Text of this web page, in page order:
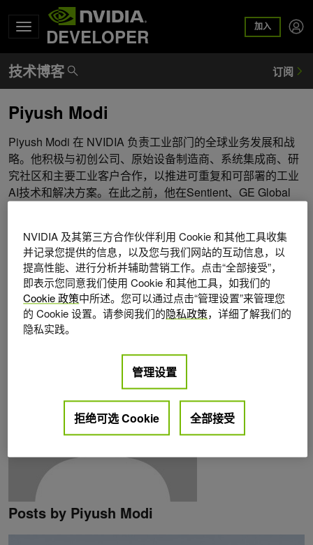
DEVELOPER 加入
Piyush Modi
Piyush Modi 在 NVIDIA 负责工业部门的全球业务发展和战
略。他积极与初创公司、原始设备制造商、系统集成商、研
究社区和主要工业客户合作，以推进可重复和可部署的工业
AI技术和解决方案。在此之前，他在Sentient、GE Global
人。他利用语音识别、VOIP、物联网和深度学习技术帮助提
供了主要的行业形成解决方案。Piyush在田纳西大学Er CTR
和计算机工程（语音识别）持有博士学位，来自田纳西大学
的计算机科学硕士和B.Tea.瓦拉纳西IIT的电子工程专业。
Posts by Piyush Modi
NVIDIA 及其第三方合作伙伴利用 Cookie 和其他工具收集
并记录您提供的信息，以及您与我们网站的互动信息，以
提高性能、进行分析并辅助营销工作。点击“全部接受”，
即表示您同意我们使用 Cookie 和其他工具，如我们的
Cookie 政策中所述。您可以通过点击“管理设置”来管理您
的 Cookie 设置。请参阅我们的隐私政策，详细了解我们的
隐私实践。
管理设置
拒绝可选 Cookie 全部接受